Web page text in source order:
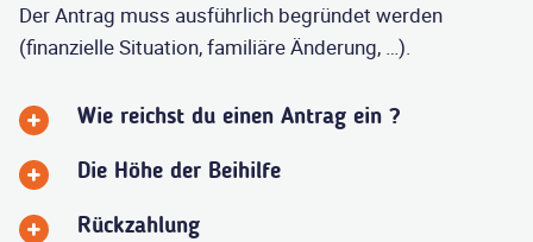
Der Antrag muss ausführlich begründet werden
(finanzielle Situation, familiäre Änderung, …).
Wie reichst du einen Antrag ein ?
Die Höhe der Beihilfe
Rückzahlung